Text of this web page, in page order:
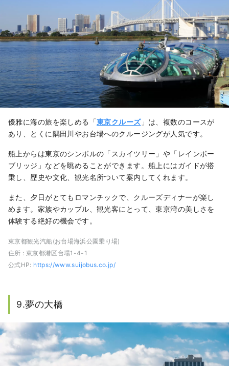
優雅に海の旅を楽しめる「東京クルーズ」は、複数のコースが
あり、とくに隅田川やお台場へのクルージングが人気です。
船上からは東京のシンボルの「スカイツリー」や「レインボー
ブリッジ」などを眺めることができます。船上にはガイドが搭
乗し、歴史や文化、観光名所ついて案内してくれます。
また、夕日がとてもロマンチックで、クルーズディナーが楽し
めます。家族やカップル、観光客にとって、東京湾の美しさを
体験する絶好の機会です。
東京都観光汽船(お台場海浜公園乗り場)
住所 : 東京都港区台場1-4-1
公式HP: https://www.suijobus.co.jp/
9.夢の大橋